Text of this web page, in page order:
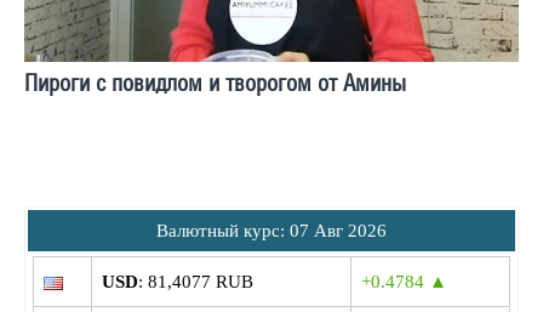
Пироги с повидлом и творогом от Амины
Bалютный курс: 07 Авг 2026
USD: 81,4077 RUB +0.4784 ▲